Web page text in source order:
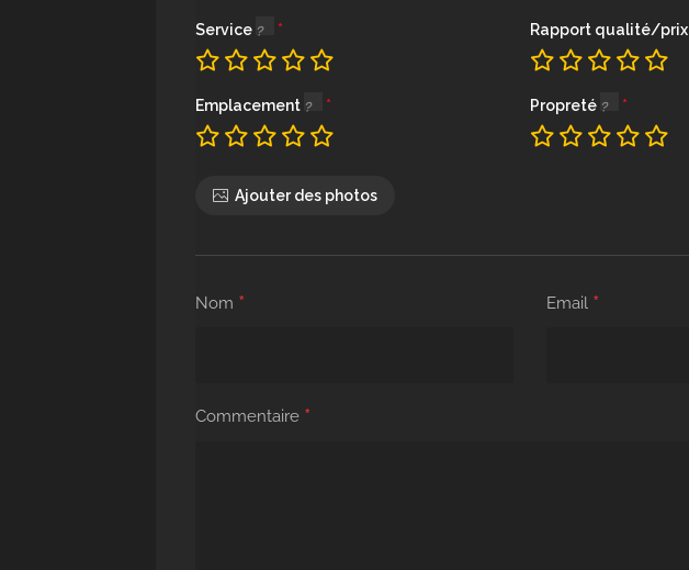
Service Rapport qualité/prix
Emplacement Propreté
Ajouter des photos
Nom * Email *
Commentaire *